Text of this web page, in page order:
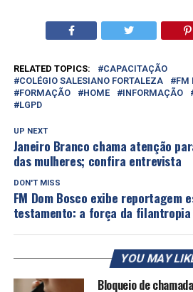
RELATED TOPICS:
CAPACITAÇÃO
COLÉGIO SALESIANO FORTALEZA
FM
FORMAÇÃO
HOME INFORMAÇÃO
LGPD
UP NEXT
Janeiro Branco chama atenção
das mulheres; confira entrevista
DON'T MISS
FM Dom Bosco exibe reportagem
testamento: a força da filantropia
YOU MAY
Bloqueio de